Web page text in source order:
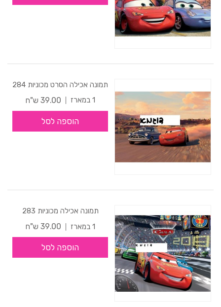
תמונה אכילה הסרט מכוניות 284
1 במארז
39.00 ש"ח
הוספה לסל
תמונה אכילה מכוניות 283
1 במארז
39.00 ש"ח
הוספה לסל